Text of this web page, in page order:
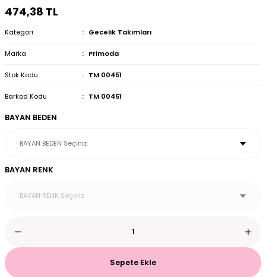
& Büstiyer Takım
474,38 TL
Kategori Gecelik Takımları
Marka Primoda
Stok Kodu TM 00451
Barkod Kodu TM 00451
BAYAN BEDEN
BAYAN RENK
Sepete Ekle